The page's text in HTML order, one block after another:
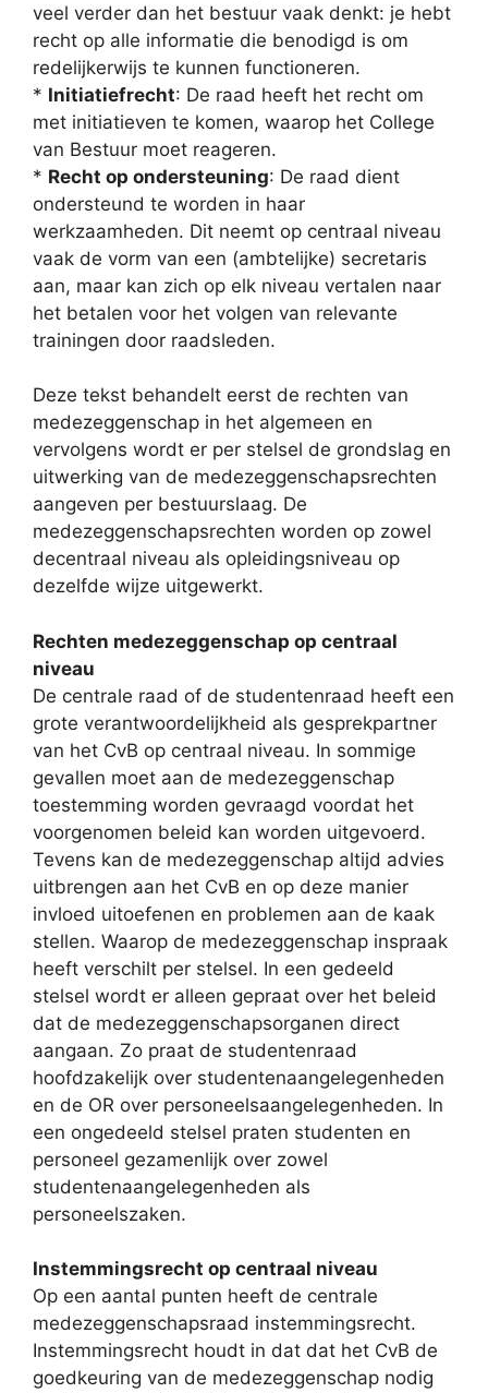
veel verder dan het bestuur vaak denkt: je hebt
recht op alle informatie die benodigd is om
redelijkerwijs te kunnen functioneren.
* Initiatiefrecht: De raad heeft het recht om
met initiatieven te komen, waarop het College
van Bestuur moet reageren.
* Recht op ondersteuning: De raad dient
ondersteund te worden in haar
werkzaamheden. Dit neemt op centraal niveau
vaak de vorm van een (ambtelijke) secretaris
aan, maar kan zich op elk niveau vertalen naar
het betalen voor het volgen van relevante
trainingen door raadsleden.
Deze tekst behandelt eerst de rechten van
medezeggenschap in het algemeen en
vervolgens wordt er per stelsel de grondslag en
uitwerking van de medezeggenschapsrechten
aangeven per bestuurslaag. De
medezeggenschapsrechten worden op zowel
decentraal niveau als opleidingsniveau op
dezelfde wijze uitgewerkt.
Rechten medezeggenschap op centraal
niveau
De centrale raad of de studentenraad heeft een
grote verantwoordelijkheid als gesprekpartner
van het CvB op centraal niveau. In sommige
gevallen moet aan de medezeggenschap
toestemming worden gevraagd voordat het
voorgenomen beleid kan worden uitgevoerd.
Tevens kan de medezeggenschap altijd advies
uitbrengen aan het CvB en op deze manier
invloed uitoefenen en problemen aan de kaak
stellen. Waarop de medezeggenschap inspraak
heeft verschilt per stelsel. In een gedeeld
stelsel wordt er alleen gepraat over het beleid
dat de medezeggenschapsorganen direct
aangaan. Zo praat de studentenraad
hoofdzakelijk over studentenaangelegenheden
en de OR over personeelsaangelegenheden. In
een ongedeeld stelsel praten studenten en
personeel gezamenlijk over zowel
studentenaangelegenheden als
personeelszaken.
Instemmingsrecht op centraal niveau
Op een aantal punten heeft de centrale
medezeggenschapsraad instemmingsrecht.
Instemmingsrecht houdt in dat dat het CvB de
goedkeuring van de medezeggenschap nodig